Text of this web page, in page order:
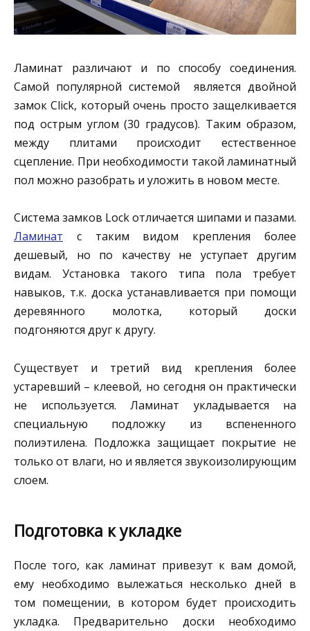
Ламинат различают и по способу соединения.
Самой популярной системой является двойной
замок Click, который очень просто защелкивается
под острым углом (30 градусов). Таким образом,
между плитами происходит естественное
сцепление. При необходимости такой ламинатный
пол можно разобрать и уложить в новом месте.
Система замков Lock отличается шипами и пазами.
Ламинат с таким видом крепления более
дешевый, но по качеству не уступает другим
видам. Установка такого типа пола требует
навыков, т.к. доска устанавливается при помощи
деревянного молотка, который доски
подгоняются друг к другу.
Существует и третий вид крепления более
устаревший – клеевой, но сегодня он практически
не используется. Ламинат укладывается на
специальную подложку из вспененного
полиэтилена. Подложка защищает покрытие не
только от влаги, но и является звукоизолирующим
слоем.
Подготовка к укладке
После того, как ламинат привезут к вам домой,
ему необходимо вылежаться несколько дней в
том помещении, в котором будет происходить
укладка. Предварительно доски необходимо